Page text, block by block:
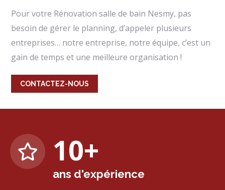
Pour votre Rénovation salle de bain Nesmy, pas
besoin de gérer le planning, d’appeler plusieurs
entreprises… notre entreprise, notre équipe, c’est un
gain de temps et une meilleure organisation !
CONTACTEZ-NOUS
10+
ans d'expérience